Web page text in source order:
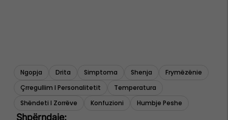
Ngopja Drita Simptoma Shenja
Frymëzënie
Çrregullim I Personalitetit
Temperatura
Shëndeti I Zorrëve
Konfuzioni Humbje Peshe